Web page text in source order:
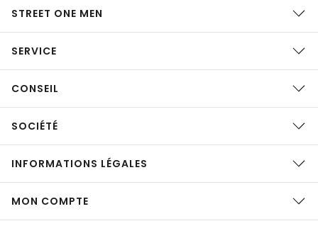
STREET ONE MEN
SERVICE
CONSEIL
SOCIÉTÉ
INFORMATIONS LÉGALES
MON COMPTE